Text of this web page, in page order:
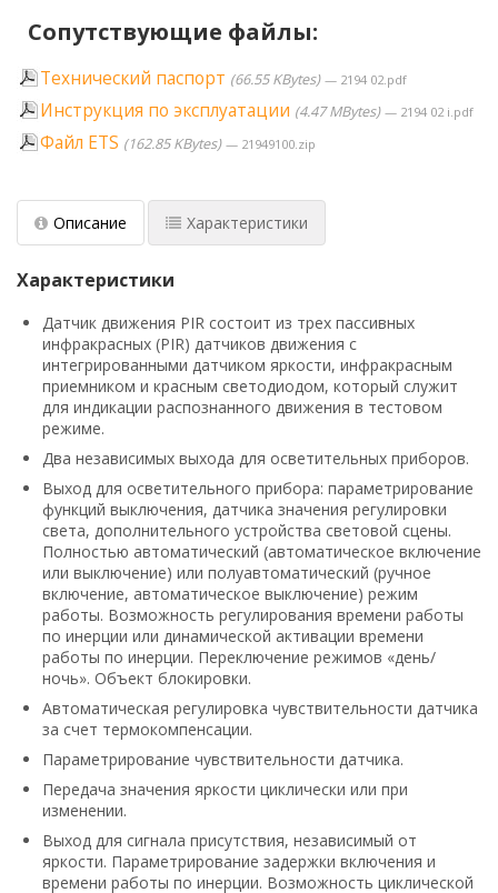
Сопутствующие файлы:
Технический паспорт 66.55 KBytes 2194 02.pdf
Инструкция по эксплуатации 4.47 MBytes 2194 02 i.pdf
Файл ETS 162.85 KBytes 21949100.zip
Описание Характеристики
Характеристики
Датчик движения PIR состоит из трех пассивных
инфракрасных (PIR) датчиков движения с
интегрированными датчиком яркости, инфракрасным
приемником и красным светодиодом, который служит
для индикации распознанного движения в тестовом
режиме.
Два независимых выхода для осветительных приборов.
Выход для осветительного прибора: параметрирование
функций выключения, датчика значения регулировки
света, дополнительного устройства световой сцены.
Полностью автоматический (автоматическое включение
или выключение) или полуавтоматический (ручное
включение, автоматическое выключение) режим
работы. Возможность регулирования времени работы
по инерции или динамической активации времени
работы по инерции. Переключение режимов «день/
ночь». Объект блокировки.
Автоматическая регулировка чувствительности датчика
за счет термокомпенсации.
Параметрирование чувствительности датчика.
Передача значения яркости циклически или при
изменении.
Выход для сигнала присутствия, независимый от
яркости. Параметрирование задержки включения и
времени работы по инерции. Возможность циклической